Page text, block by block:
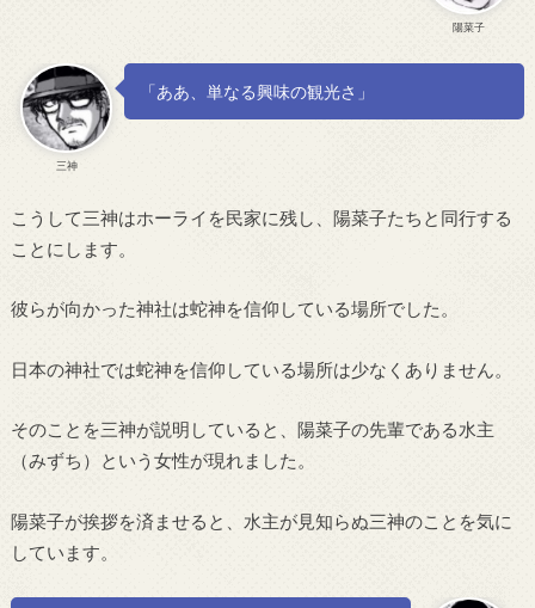
陽菜子
三神
「ああ、単なる興味の観光さ」
こうして三神はホーライを民家に残し、陽菜子たちと同行する
ことにします。
彼らが向かった神社は蛇神を信仰している場所でした。
日本の神社では蛇神を信仰している場所は少なくありません。
そのことを三神が説明していると、陽菜子の先輩である水主
（みずち）という女性が現れました。
陽菜子が挨拶を済ませると、水主が見知らぬ三神のことを気に
しています。